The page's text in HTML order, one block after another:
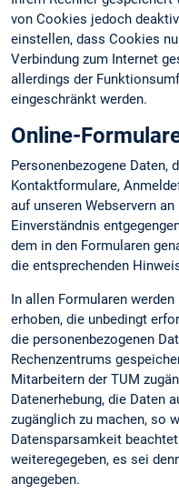
von Cookies jedoch
einstellen, dass Cookies
Verbindung zum Internet
allerdings der
eingeschränkt werden.
Online-
Personenbezogene Daten,
Kontaktformulare,
auf unseren Webservern
Einverständnis
dem in den Formularen
die entsprechenden
In allen Formularen
erhoben, die unbedingt
die personenbezogenen
Rechenzentrums
Mitarbeitern der TUM
Datenerhebung, die Daten
zugänglich zu machen, so
Datensparsamkeit
weiteregegeben, es sei
angegeben.